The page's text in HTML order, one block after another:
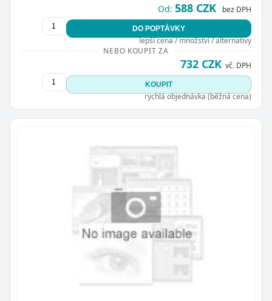
Od: 588 CZK bez DPH
DO POPTÁVKY
lepší cena / množství / alternativy
NEBO KOUPIT ZA
732 CZK vč. DPH
KOUPIT
rychlá objednávka (běžná cena)